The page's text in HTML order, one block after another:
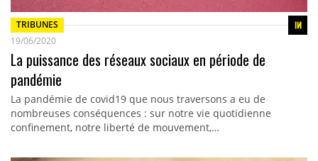
TRIBUNES
19/06/2020
La puissance des réseaux sociaux en période de
pandémie
La pandémie de covid19 que nous traversons a eu de
nombreuses conséquences : sur notre vie quotidienne
confinement, notre liberté de mouvement,…